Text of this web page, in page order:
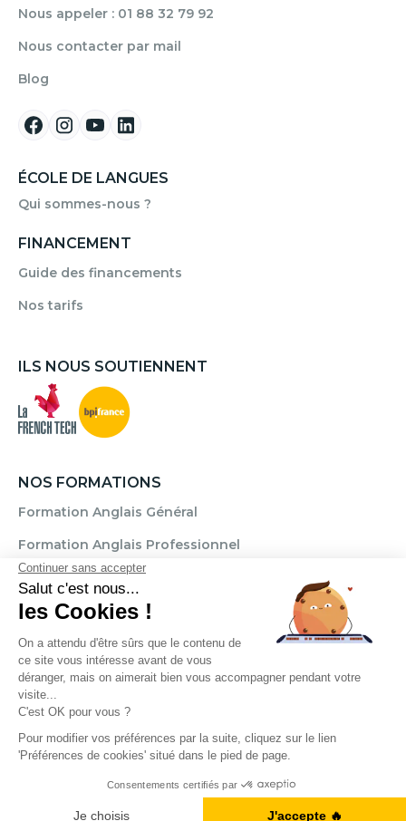
Nous appeler : 01 88 32 79 92
Nous contacter par mail
Blog
ÉCOLE DE LANGUES
Qui sommes-nous ?
FINANCEMENT
Guide des financements
Nos tarifs
ILS NOUS SOUTIENNENT
NOS FORMATIONS
Formation Anglais Général
Formation Anglais Professionnel
Formation Allemand
Formation Espagnol
Formation Italien
Formation FLE
Règlement Mentions légalesCGU / CGV
Politique de confidentialité
Transparence Témoignages
Droits d'auteur © 2025. Cercle des langues. Tous droits réservés.